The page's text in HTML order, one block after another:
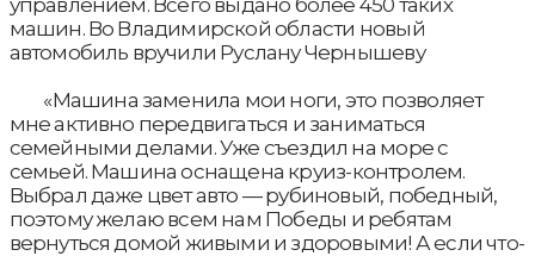
машин. Во Владимирской области новый
автомобиль вручили Руслану Чернышеву
«Машина заменила мои ноги, это позволяет
мне активно передвигаться и заниматься
семейными делами. Уже съездил на море с
семьей. Машина оснащена круиз-контролем.
Выбрал даже цвет авто — рубиновый, победный,
поэтому желаю всем нам Победы и ребятам
вернуться домой живыми и здоровыми! А если что-